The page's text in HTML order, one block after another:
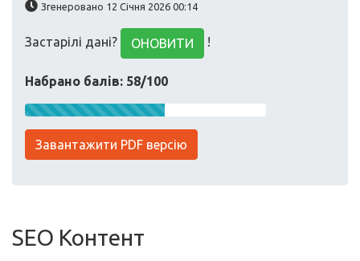
Згенеровано 12 Січня 2026 00:14
Застарілі дані? ОНОВИТИ !
Набрано балів: 58/100
Завантажити PDF версію
SEO Контент